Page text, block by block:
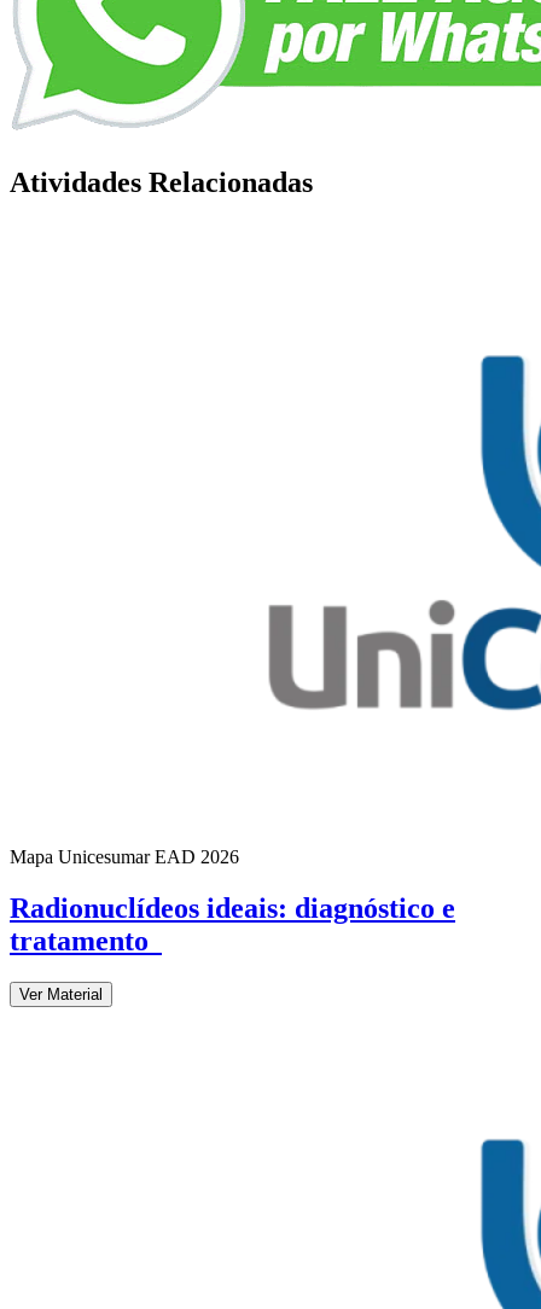
Atividades Relacionadas
Mapa Unicesumar EAD 2026
Radionuclídeos ideais: diagnóstico e
tratamento
Ver Material